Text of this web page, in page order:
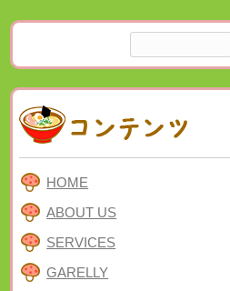
索:
HOME
ABOUT US
SERVICES
GARELLY